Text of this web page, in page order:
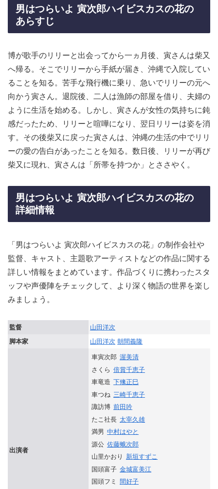
男はつらいよ 寅次郎ハイビスカスの花の
あらすじ
博が歌手のリリーと出会ってから一ヵ月後、寅さんは柴又
へ帰る。そこでリリーから手紙が届き、沖縄で入院してい
ることを知る。苦手な飛行機に乗り、急いでリリーの元へ
向かう寅さん。退院後、二人は漁師の部屋を借り、夫婦の
ように生活を始める。しかし、寅さんが女性の気持ちに鈍
感だったため、リリーと喧嘩になり、翌日リリーは姿を消
す。その後柴又に戻った寅さんは、沖縄の生活の中でリリ
ーの愛の告白があったことを知る。数日後、リリーが再び
柴又に現れ、寅さんは「所帯を持つか」とささやく。
男はつらいよ 寅次郎ハイビスカスの花の
詳細情報
「男はつらいよ 寅次郎ハイビスカスの花」の制作会社や
監督、キャスト、主題歌アーティストなどの作品に関する
詳しい情報をまとめています。作品づくりに携わったスタ
ッフや声優陣をチェックして、より深く物語の世界を楽し
みましょう。
監督
山田洋次
脚本家
山田洋次 朝間義隆
出演者
車寅次郎 渥美清
さくら 倍賞千恵子
車竜造 下絛正巳
車つね 三崎千恵子
諏訪博 前田吟
たこ社長 太宰久雄
満男 中村はやと
源公 佐藤蛾次郎
山里かおり
新垣すずこ
国頭富子 金城富美江
国頭フミ
間好子